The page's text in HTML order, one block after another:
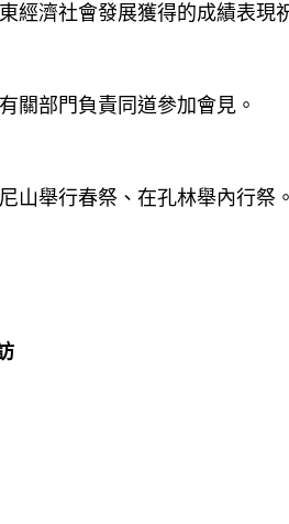
濟社會發展獲得的成績表現
關部門負責同道參加會見。
山舉行春祭、在孔林舉內行祭。